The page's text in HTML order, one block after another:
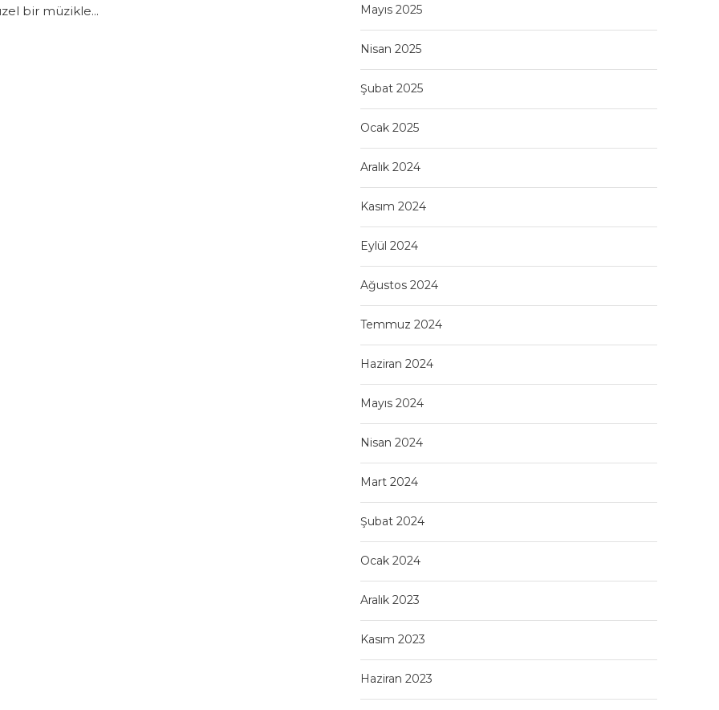
bir müzikle...
Mayıs 2025
Nisan 2025
Şubat 2025
Ocak 2025
Aralık 2024
Kasım 2024
Eylül 2024
Ağustos 2024
Temmuz 2024
Haziran 2024
Mayıs 2024
Nisan 2024
Mart 2024
Şubat 2024
Ocak 2024
Aralık 2023
Kasım 2023
Haziran 2023